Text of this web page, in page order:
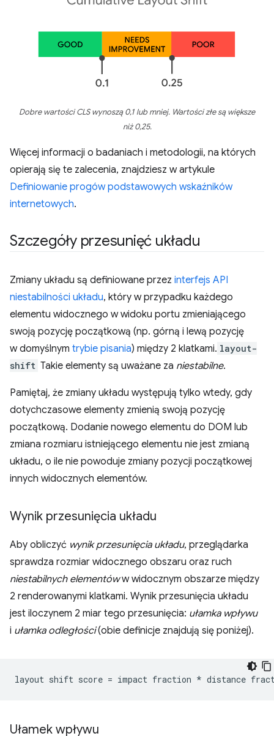
Dobre wartości CLS wynoszą 0,1 lub mniej. Wartości złe są większe
niż 0,25.
Więcej informacji o badaniach i metodologii, na których
opierają się te zalecenia, znajdziesz w artykule
Definiowanie progów podstawowych wskaźników
internetowych.
Szczegóły przesunięć układu
Zmiany układu są definiowane przez interfejs API
niestabilności układu, który w przypadku każdego
elementu widocznego w widoku portu zmieniającego
swoją pozycję początkową (np. górną i lewą pozycję
w domyślnym trybie pisania) między 2 klatkami. layout-
shift Takie elementy są uważane za niestabilne.
Pamiętaj, że zmiany układu występują tylko wtedy, gdy
dotychczasowe elementy zmienią swoją pozycję
początkową. Dodanie nowego elementu do DOM lub
zmiana rozmiaru istniejącego elementu nie jest zmianą
układu, o ile nie powoduje zmiany pozycji początkowej
innych widocznych elementów.
Wynik przesunięcia układu
Aby obliczyć wynik przesunięcia układu, przeglądarka
sprawdza rozmiar widocznego obszaru oraz ruch
niestabilnych elementóww widocznym obszarze między
2 renderowanymi klatkami. Wynik przesunięcia układu
jest iloczynem 2 miar tego przesunięcia: ułamka wpływu
i ułamka odległości(obie definicje znajdują się poniżej).
Ułamek wpływu